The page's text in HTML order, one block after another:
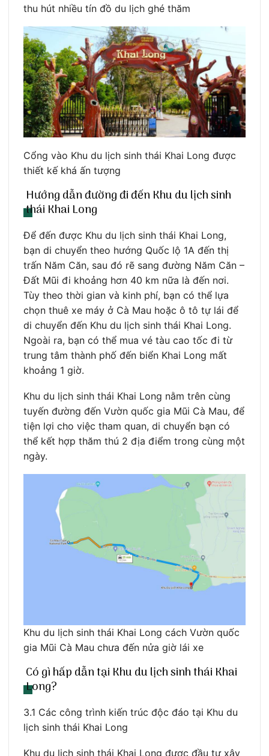
thu hút nhiều tín đồ du lịch ghé thăm
Cổng vào Khu du lịch sinh thái Khai Long được
thiết kế khá ấn tượng
Hướng dẫn đường đi đến Khu du lịch sinh
thái Khai Long
Để đến được Khu du lịch sinh thái Khai Long,
bạn di chuyển theo hướng Quốc lộ 1A đến thị
trấn Năm Căn, sau đó rẽ sang đường Năm Căn –
Đất Mũi đi khoảng hơn 40 km nữa là đến nơi.
Tùy theo thời gian và kinh phí, bạn có thể lựa
chọn thuê xe máy ở Cà Mau hoặc ô tô tự lái để
di chuyển đến Khu du lịch sinh thái Khai Long.
Ngoài ra, bạn có thể mua vé tàu cao tốc đi từ
trung tâm thành phố đến biển Khai Long mất
khoảng 1 giờ.
Khu du lịch sinh thái Khai Long nằm trên cùng
tuyến đường đến Vườn quốc gia Mũi Cà Mau, để
tiện lợi cho việc tham quan, di chuyển bạn có
thể kết hợp thăm thú 2 địa điểm trong cùng một
ngày.
Khu du lịch sinh thái Khai Long cách Vườn quốc
gia Mũi Cà Mau chưa đến nửa giờ lái xe
Có gì hấp dẫn tại Khu du lịch sinh thái Khai
Long?
3.1 Các công trình kiến trúc độc đáo tại Khu du
lịch sinh thái Khai Long
Khu du lịch sinh thái Khai Long được đầu tư xây